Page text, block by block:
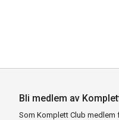
Bli medlem av
Som Komplett Club